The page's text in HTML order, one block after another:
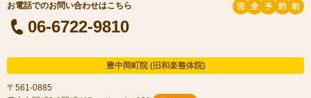
06-6722-9810
豊中岡町院 (旧和楽整体院)
〒561-0885